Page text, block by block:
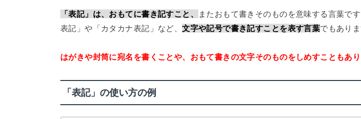
「表記」は、おもてに書き記すこと、
またおもて書きそのものを意味する言葉で
表記」や「カタカナ表記」など、文字や記号で書き記すことを表す言葉でもありま
はがきや封筒に宛名を書くことや、おもて書きの文字そのものをしめすこともあり
「表記」の使い方の例